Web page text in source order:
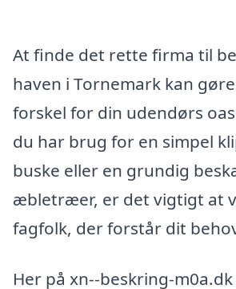
At finde det rette firma til
haven i Tornemark kan
forskel for din udendørs
du har brug for en simpel
buske eller en grundig
æbletræer, er det vigtigt at
fagfolk, der forstår dit
Her på xn--beskring-